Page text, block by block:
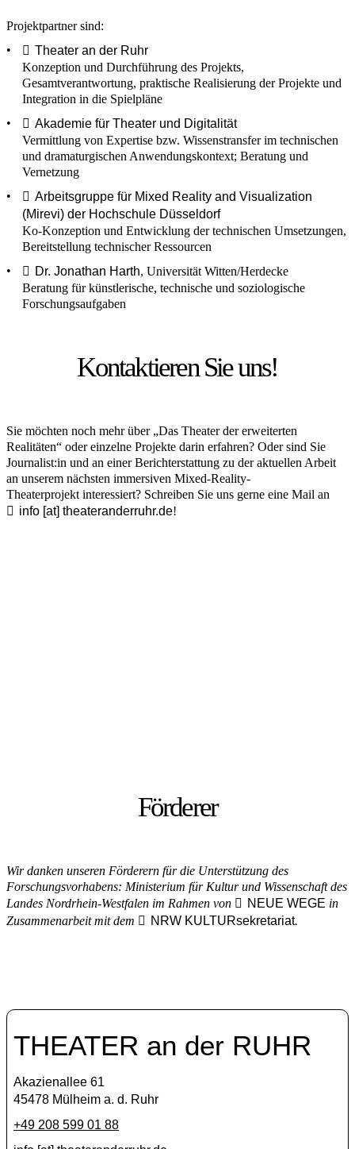
Projektpartner sind:
Theater an der Ruhr
Konzeption und Durchführung des Projekts,
Gesamtverantwortung, praktische Realisierung der Projekte und
Integration in die Spielpläne
Akademie für Theater und Digitalität
Vermittlung von Expertise bzw. Wissenstransfer im technischen
und dramaturgischen Anwendungskontext; Beratung und
Vernetzung
Arbeitsgruppe für Mixed Reality and Visualization
(Mirevi) der Hochschule Düsseldorf
Ko-Konzeption und Entwicklung der technischen Umsetzungen,
Bereitstellung technischer Ressourcen
Dr. Jonathan Harth, Universität Witten/Herdecke
Beratung für künstlerische, technische und soziologische
Forschungsaufgaben
Kontaktieren Sie uns!
Sie möchten noch mehr über „Das Theater der erweiterten
Realitäten“ oder einzelne Projekte darin erfahren? Oder sind Sie
Journalist:in und an einer Berichterstattung zu der aktuellen Arbeit
an unserem nächsten immersiven Mixed-Reality-
Theaterprojekt interessiert? Schreiben Sie uns gerne eine Mail an
info [​at​] theateranderruhr.de!
Förderer
Wir danken unseren Förderern für die Unterstützung des
Forschungsvorhabens: Ministerium für Kultur und Wissenschaft des
Landes Nordrhein-Westfalen im Rahmen von
NEUE WEGE in
Zusammenarbeit mit dem
NRW KULTURsekretariat.
THEATER an der RUHR
Akazienallee 61
45478 Mülheim a. d. Ruhr
+49 208 599 01 88